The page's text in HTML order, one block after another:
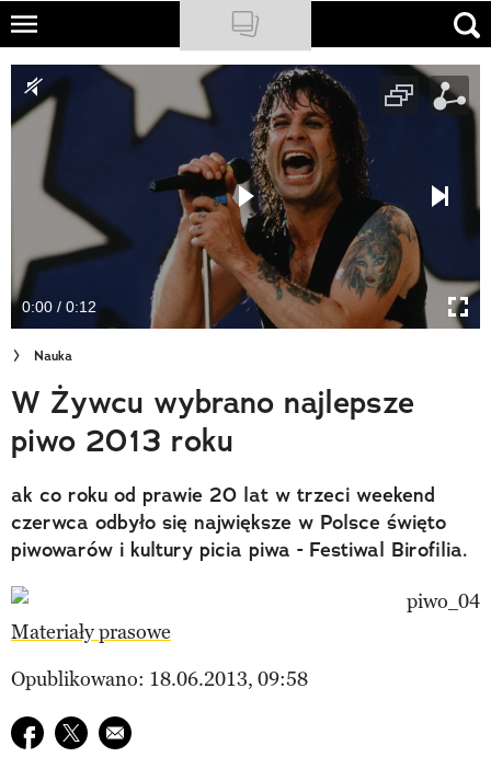
Skip
main
content
NATIONAL GEOGRAPHIC
TRAVELER
PODCASTY
Newsletter
Cuda Polski
Wielki Konkurs Fotograficzny
Trendbook Podróżniczy
Polecane
0:00 / 0:12
Nauka
W Żywcu wybrano najlepsze
piwo 2013 roku
ak co roku od prawie 20 lat w trzeci weekend
czerwca odbyło się największe w Polsce święto
piwowarów i kultury picia piwa - Festiwal Birofilia.
Materiały prasowe
Opublikowano: 18.06.2013, 09:58
Udostępnij na facebook
Udostępnij na twitter
E-mail do przyjaciela